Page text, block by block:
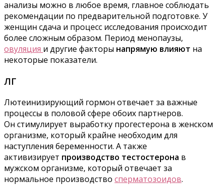
анализы можно в любое время, главное соблюдать
рекомендации по предварительной подготовке. У
женщин сдача и процесс исследования происходит
более сложным образом. Период менопаузы,
овуляция и другие факторы напрямую влияют на
некоторые показатели.
ЛГ
Лютеинизирующий гормон отвечает за важные
процессы в половой сфере обоих партнеров.
Он стимулирует выработку прогестерона в женском
организме, который крайне необходим для
наступления беременности. А также
активизирует производство тестостерона в
мужском организме, который отвечает за
нормальное производство сперматозоидов.